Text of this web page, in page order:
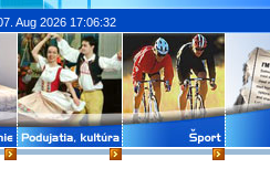
Aug 2026 17:06:32